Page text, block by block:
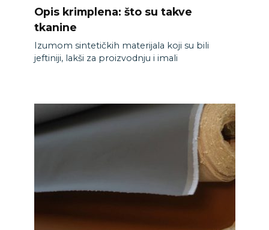
Opis krimplena: što su takve
tkanine
Izumom sintetičkih materijala koji su bili
jeftiniji, lakši za proizvodnju i imali